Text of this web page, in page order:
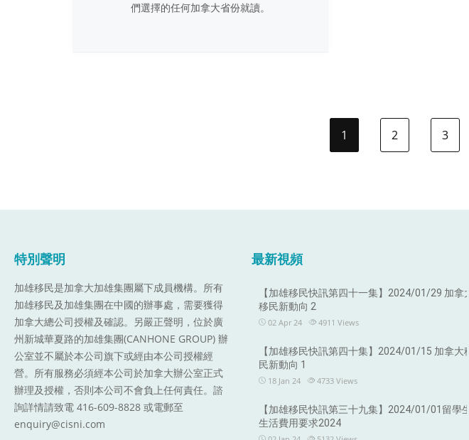
們選擇的任何加拿大省份就讀。
1 2 3
特別聲明
加雄移民是加拿大加雄集團屬下成員機構。 所有
加雄移民及加雄集團在中國的辦事處，需要獲得
加拿大總公司授權及確認。另嚴正聲明，位於廣
州新城華夏路的加雄集團(CANHONE GROUP) 辦
公室並不屬於本公司旗下或經由本公司授權經
營。所有服務必須經本公司於加拿大辦公室正式
辦理及授權，否則本公司不會負上任何責任。諮
詢詳情請致電 416-609-8828 或電郵至
enquiry@cisni.com
最新視頻
【加雄移民快訊第四十一集】2024/01/29 加拿大
移民新動向 2
02 Apr 24 4911 Views
【加雄移民快訊第四十集】2024/01/15 加拿大移
民新動向 1
18 Jan 24 4733 Views
【加雄移民快訊第三十九集】2024/01/01留學生
生活費用要求2024